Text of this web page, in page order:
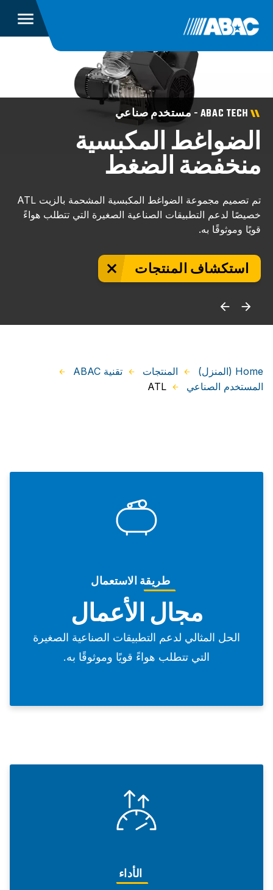
ABAC TECH - مستخدم صناعي
الضواغط المكبسية
منخفضة الضغط
تم تصميم مجموعة الضواغط المكبسية المشحمة بالزيت ATL
خصيصًا لدعم التطبيقات الصناعية الصغيرة التي تتطلب هواءً
قويًا وموثوقًا به.
استكشاف المنتجات
Home (المنزل) المنتجات
تقنية ABAC
المستخدم الصناعي
ATL
طريقة الاستعمال
مجال الأعمال
الحل المثالي لدعم التطبيقات الصناعية الصغيرة
التي تتطلب هواءً قويًا وموثوقًا به.
الأداء